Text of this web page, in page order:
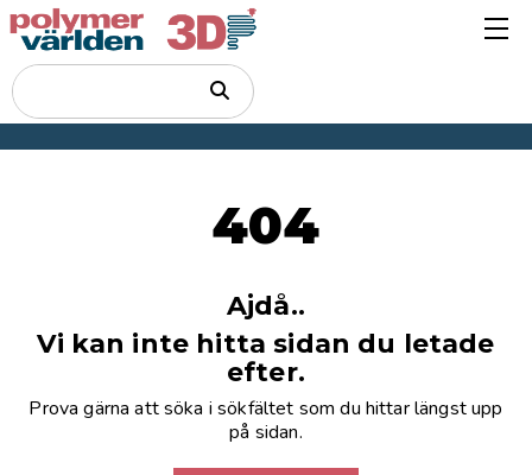
404
Ajdå..
Vi kan inte hitta sidan du letade
efter.
Prova gärna att söka i sökfältet som du hittar längst upp
på sidan.